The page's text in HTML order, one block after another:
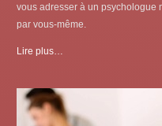
vous adresser à un psychologue
par vous-même.
Lire plus…